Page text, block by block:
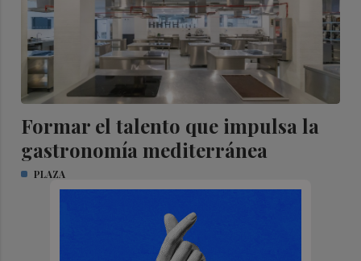
Formar el talento que impulsa la
gastronomía mediterránea
PLAZA